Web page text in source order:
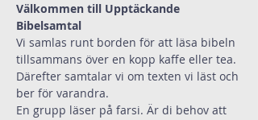
Välkommen till Upptäckande
Bibelsamtal
Vi samlas runt borden för att läsa bibeln
tillsammans över en kopp kaffe eller tea.
Därefter samtalar vi om texten vi läst och
ber för varandra.
En grupp läser på farsi. Är di behov att